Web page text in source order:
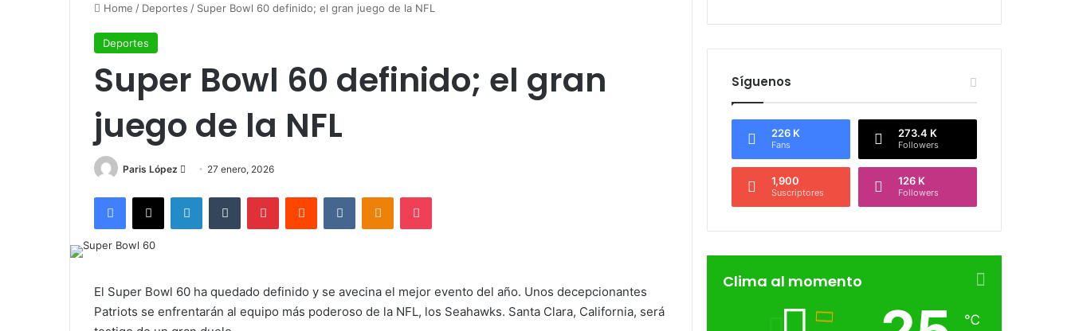
Home / Deportes / Super Bowl 60 definido; el gran juego de la NFL
Deportes
Super Bowl 60 definido; el gran
juego de la NFL
Paris López
Send
email
27 enero, 2026
Facebook
X LinkedInTumblr PinterestReddit VKontakteOdnoklassniki
Pocket
El Super Bowl 60 ha quedado definido y se avecina el mejor evento del año. Unos decepcionantes
Patriots se enfrentarán al equipo más poderoso de la NFL, los Seahawks. Santa Clara, California, será
Síguenos
226 K
Fans
273.4 K
Followers
1,900
Suscriptores
126 K
Followers
Clima al momento
℃